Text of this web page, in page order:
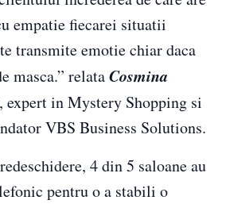
empatie fiecarei situatii
transmite emotie chiar daca
masca.” relataCosmina
, expert in Mystery Shopping si
VBS Business Solutions.
4 din 5 saloane au
pentru o a stabili o